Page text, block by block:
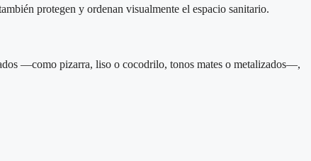
protegen y ordenan visualmente el espacio sanitario.
—como pizarra, liso o cocodrilo, tonos mates o metalizados—,